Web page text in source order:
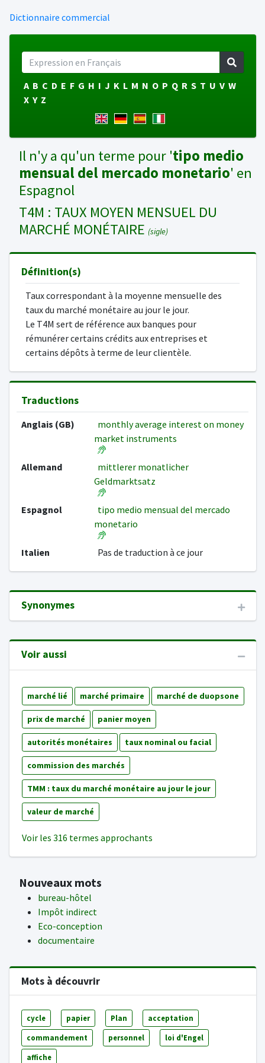
Dictionnaire commercial
A B C D E F G H I J K L M N O P Q R S T U V W
X Y Z
Il n'y a qu'un terme pour 'tipo medio
mensual del mercado monetario' en
Espagnol
T4M : TAUX MOYEN MENSUEL DU
MARCHÉ MONÉTAIRE (sigle)
Définition(s)
Taux correspondant à la moyenne mensuelle des
taux du marché monétaire au jour le jour.
Le T4M sert de référence aux banques pour
rémunérer certains crédits aux entreprises et
certains dépôts à terme de leur clientèle.
Traductions
Anglais (GB)
monthly average interest on money
market instruments
Allemand
mittlerer monatlicher
Geldmarktsatz
Espagnol
tipo medio mensual del mercado
monetario
Italien Pas de traduction à ce jour
Synonymes
Voir aussi
marché lié marché primaire marché de duopsone
prix de marché panier moyen
autorités monétaires taux nominal ou facial
commission des marchés
TMM : taux du marché monétaire au jour le jour
valeur de marché
Voir les 316 termes approchants
Nouveaux mots
bureau-hôtel
Impôt indirect
Eco-conception
documentaire
Mots à découvrir
cycle papier Plan acceptation
commandement personnel loi d'Engel
affiche